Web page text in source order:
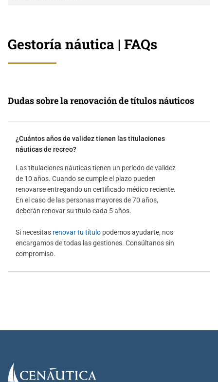
Gestoría náutica | FAQs
Dudas sobre la renovación de títulos náuticos
¿Cuántos años de validez tienen las titulaciones
náuticas de recreo?
Las titulaciones náuticas tienen un período de validez
de 10 años. Cuando se cumple el plazo pueden
renovarse entregando un certificado médico reciente.
En el caso de las personas mayores de 70 años,
deberán renovar su título cada 5 años.
Si necesitas renovar tu título podemos ayudarte, nos
encargamos de todas las gestiones. Consúltanos sin
compromiso.